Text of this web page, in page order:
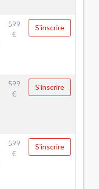
599
€
S'inscrire
599
€
S'inscrire
599
€
S'inscrire